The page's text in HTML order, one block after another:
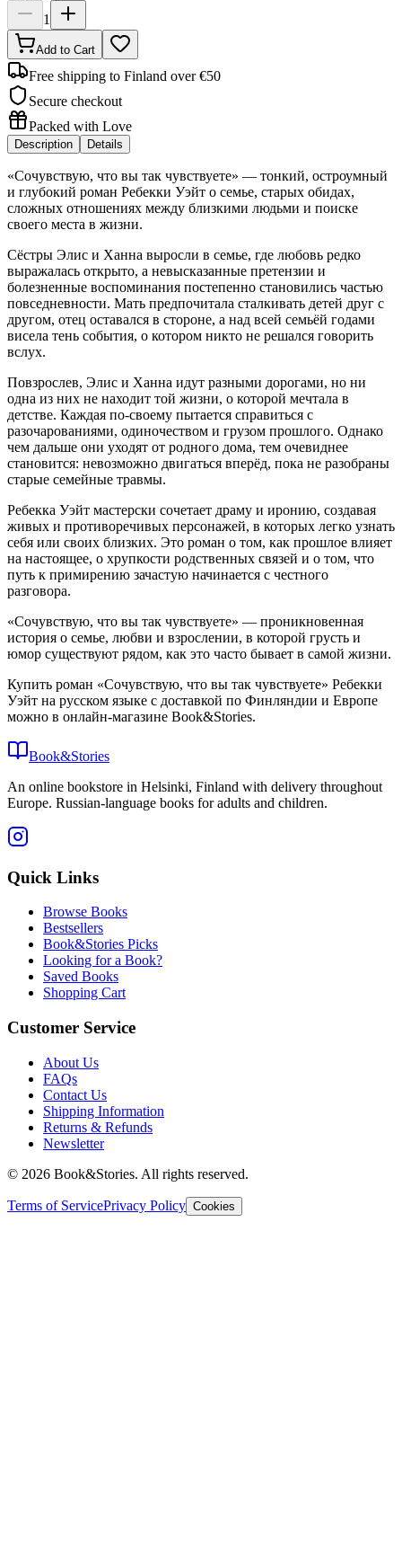
1
Add to Cart
Free shipping to Finland over €50
Secure checkout
Packed with Love
Description Details
«Сочувствую, что вы так чувствуете» — тонкий, остроумный
и глубокий роман Ребекки Уэйт о семье, старых обидах,
сложных отношениях между близкими людьми и поиске
своего места в жизни.
Сёстры Элис и Ханна выросли в семье, где любовь редко
выражалась открыто, а невысказанные претензии и
болезненные воспоминания постепенно становились частью
повседневности. Мать предпочитала сталкивать детей друг с
другом, отец оставался в стороне, а над всей семьёй годами
висела тень события, о котором никто не решался говорить
вслух.
Повзрослев, Элис и Ханна идут разными дорогами, но ни
одна из них не находит той жизни, о которой мечтала в
детстве. Каждая по-своему пытается справиться с
разочарованиями, одиночеством и грузом прошлого. Однако
чем дальше они уходят от родного дома, тем очевиднее
становится: невозможно двигаться вперёд, пока не разобраны
старые семейные травмы.
Ребекка Уэйт мастерски сочетает драму и иронию, создавая
живых и противоречивых персонажей, в которых легко узнать
себя или своих близких. Это роман о том, как прошлое влияет
на настоящее, о хрупкости родственных связей и о том, что
путь к примирению зачастую начинается с честного
разговора.
«Сочувствую, что вы так чувствуете» — проникновенная
история о семье, любви и взрослении, в которой грусть и
юмор существуют рядом, как это часто бывает в самой жизни.
Купить роман «Сочувствую, что вы так чувствуете» Ребекки
Уэйт на русском языке с доставкой по Финляндии и Европе
можно в онлайн-магазине Book&Stories.
Book&Stories
An online bookstore in Helsinki, Finland with delivery throughout
Europe. Russian-language books for adults and children.
Quick Links
Browse Books
Bestsellers
Book&Stories Picks
Looking for a Book?
Saved Books
Shopping Cart
Customer Service
About Us
FAQs
Contact Us
Shipping Information
Returns & Refunds
Newsletter
© 2026 Book&Stories. All rights reserved.
Terms of ServicePrivacy Policy Cookies